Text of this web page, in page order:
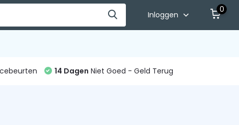
Inloggen
0
14 Dagen Niet Goed - Geld Terug